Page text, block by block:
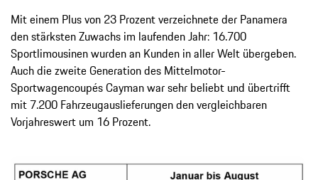
Mit einem Plus von 23 Prozent verzeichnete der Panamera
den stärksten Zuwachs im laufenden Jahr: 16.700
Sportlimousinen wurden an Kunden in aller Welt übergeben.
Auch die zweite Generation des Mittelmotor-
Sportwagencoupés Cayman war sehr beliebt und übertrifft
mit 7.200 Fahrzeugauslieferungen den vergleichbaren
Vorjahreswert um 16 Prozent.